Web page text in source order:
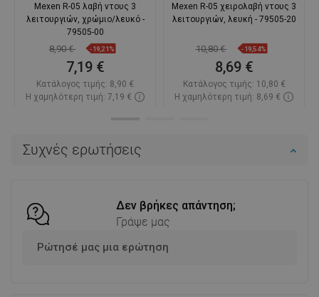
Συχνές ερωτήσεις
Δεν βρήκες απάντηση;
Γράψε μας
Ρώτησέ μας μια ερώτηση
Mexen R-05 λαβή ντους 3
λειτουργιών, χρώμιο/λευκό -
79505-00
8,90 € -19,21%
7,19 €
Κατάλογος τιμής: 8,90 €
Η χαμηλότερη τιμή: 7,19 €
Mexen R-05 χειρολαβή ντους 3
λειτουργιών, λευκή - 79505-20
10,80 € -19,54%
8,69 €
Κατάλογος τιμής: 10,80 €
Η χαμηλότερη τιμή: 8,69 €